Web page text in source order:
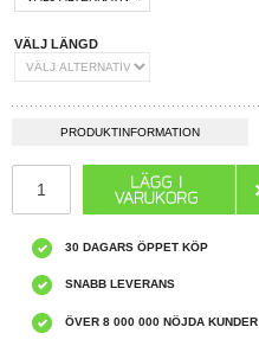
VÄLJ LÄNGD
PRODUKTINFORMATION
30 DAGARS ÖPPET KÖP
SNABB LEVERANS
ÖVER 8 000 000 NÖJDA KUNDER